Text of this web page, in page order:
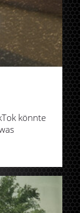
könnte